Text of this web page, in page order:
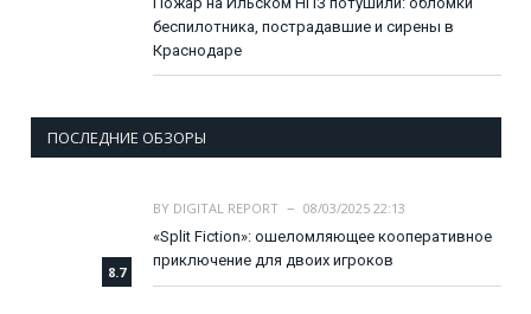
беспилотника, пострадавшие и сирены в
Краснодаре
ПОСЛЕДНИЕ ОБЗОРЫ
8.7
BY DIGITAL REPORT
08/03/2025 22:13
«Split Fiction»: ошеломляющее кооперативное
приключение для двоих игроков